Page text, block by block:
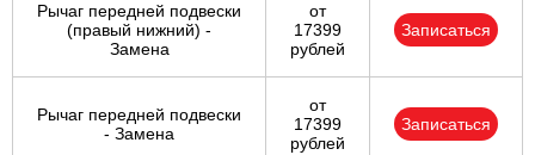
Рычаг передней подвески
(правый нижний) -
Замена
от
17399
рублей
Записаться
Рычаг передней подвески
- Замена
от
17399
рублей
Записаться